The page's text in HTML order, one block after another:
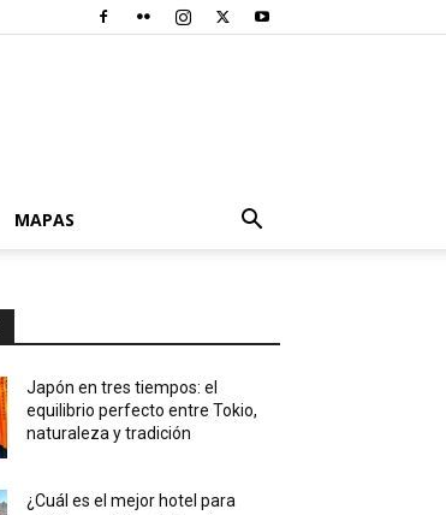
MAPAS
Japón en tres tiempos: el
equilibrio perfecto entre Tokio,
naturaleza y tradición
¿Cuál es el mejor hotel para